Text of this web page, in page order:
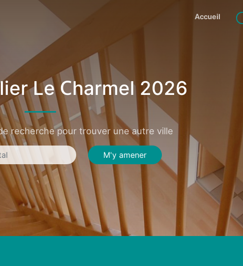
Accueil
Le Charmel 2026
recherche pour trouver une autre ville
M'y amener